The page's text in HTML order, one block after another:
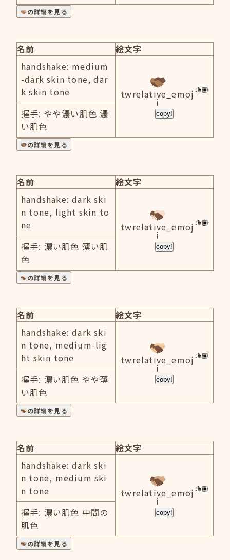
の詳細を見る
名前
絵文字
handshake: medium
-dark skin tone, dar
k skin tone
twrelative_emoj
i
copy!
握手: やや濃い肌色 濃
い肌色
の詳細を見る
名前
絵文字
handshake: dark ski
n tone, light skin to
ne
twrelative_emoj
i
copy!
握手: 濃い肌色 薄い肌
色
の詳細を見る
名前
絵文字
handshake: dark ski
n tone, medium-lig
ht skin tone
twrelative_emoj
i
copy!
握手: 濃い肌色 やや薄
い肌色
の詳細を見る
名前
絵文字
handshake: dark ski
n tone, medium ski
n tone
twrelative_emoj
i
copy!
握手: 濃い肌色 中間の
肌色
の詳細を見る